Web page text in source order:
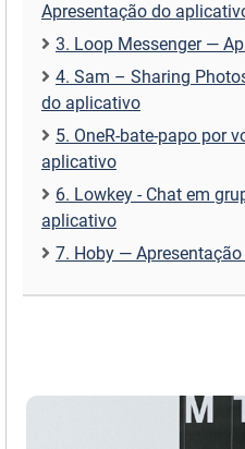
Apresentação do
3. Loop Messenger —
4. Sam – Sharing
do aplicativo
5. OneR-bate-papo por
aplicativo
6. Lowkey - Chat em
aplicativo
7. Hoby —